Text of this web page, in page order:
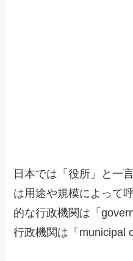
日本では「役所」と一
は用途や規模によって
的な行政機関は「
行政機関は「municipal